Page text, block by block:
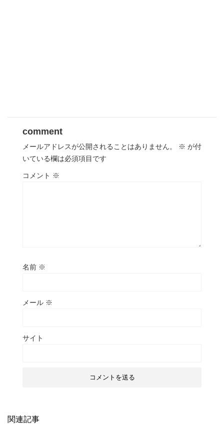
comment
メールアドレスが公開されることはありません。 ※ が付
いている欄は必須項目です
コメント ※
名前 ※
メール ※
サイト
関連記事